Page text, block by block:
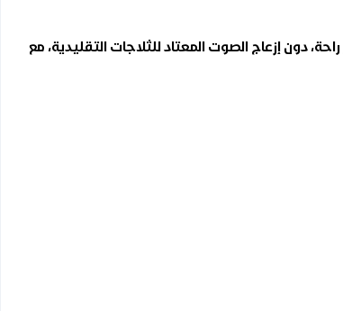
دون إزعاج الصوت المعتاد للثلاجات التقليدية، مع